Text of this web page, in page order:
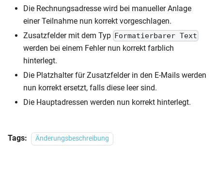
Die Rechnungsadresse wird bei manueller Anlage
einer Teilnahme nun korrekt vorgeschlagen.
Zusatzfelder mit dem Typ Formatierbarer Text
werden bei einem Fehler nun korrekt farblich
hinterlegt.
Die Platzhalter für Zusatzfelder in den E-Mails werden
nun korrekt ersetzt, falls diese leer sind.
Die Hauptadressen werden nun korrekt hinterlegt.
Tags: Änderungsbeschreibung